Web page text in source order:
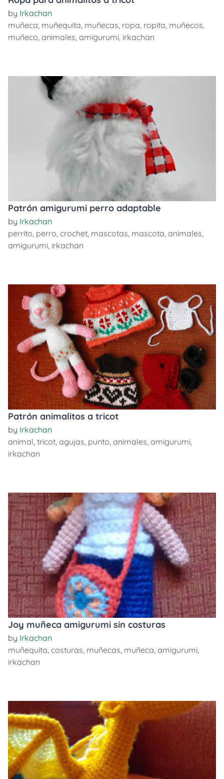
by Irkachan
muñeca, muñequita, muñecas, ropa, ropita, muñecos,
muñeco, animales, amigurumi, irkachan
Patrón amigurumi perro adaptable
by Irkachan
perrito, perro, crochet, mascotas, mascota, animales,
amigurumi, irkachan
Patrón animalitos a tricot
by Irkachan
animal, tricot, agujas, punto, animales, amigurumi,
irkachan
Joy muñeca amigurumi sin costuras
by Irkachan
muñequita, costuras, muñecas, muñeca, amigurumi,
irkachan